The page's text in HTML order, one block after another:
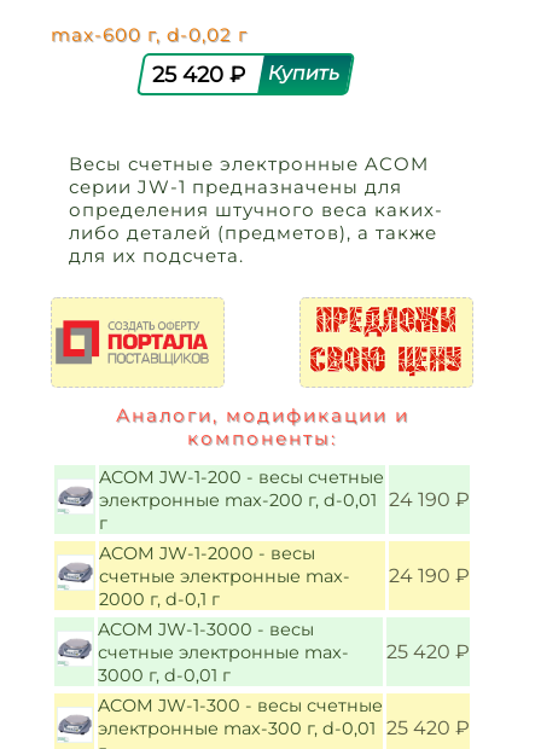
max-600 г, d-0,02 г
25 420 ₽
Весы счетные электронные ACOM
серии JW-1 предназначены для
определения штучного веса каких-
либо деталей (предметов), а также
для их подсчета.
Аналоги, модификации и
компоненты:
ACOM JW-1-200 - весы счетные
электронные max-200 г, d-0,01
г
24 190 ₽
ACOM JW-1-2000 - весы
счетные электронные max-
2000 г, d-0,1 г
24 190 ₽
ACOM JW-1-3000 - весы
счетные электронные max-
3000 г, d-0,01 г
25 420 ₽
ACOM JW-1-300 - весы счетные
электронные max-300 г, d-0,01 25 420 ₽